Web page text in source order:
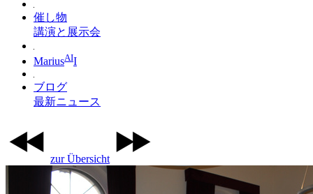
催し物
講演と展示会
MariusAII
ブログ
最新ニュース
zur Übersicht